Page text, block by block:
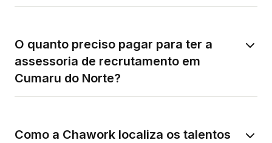
O quanto preciso pagar para ter a
assessoria de recrutamento em
Cumaru do Norte?
Como a Chawork localiza os talentos